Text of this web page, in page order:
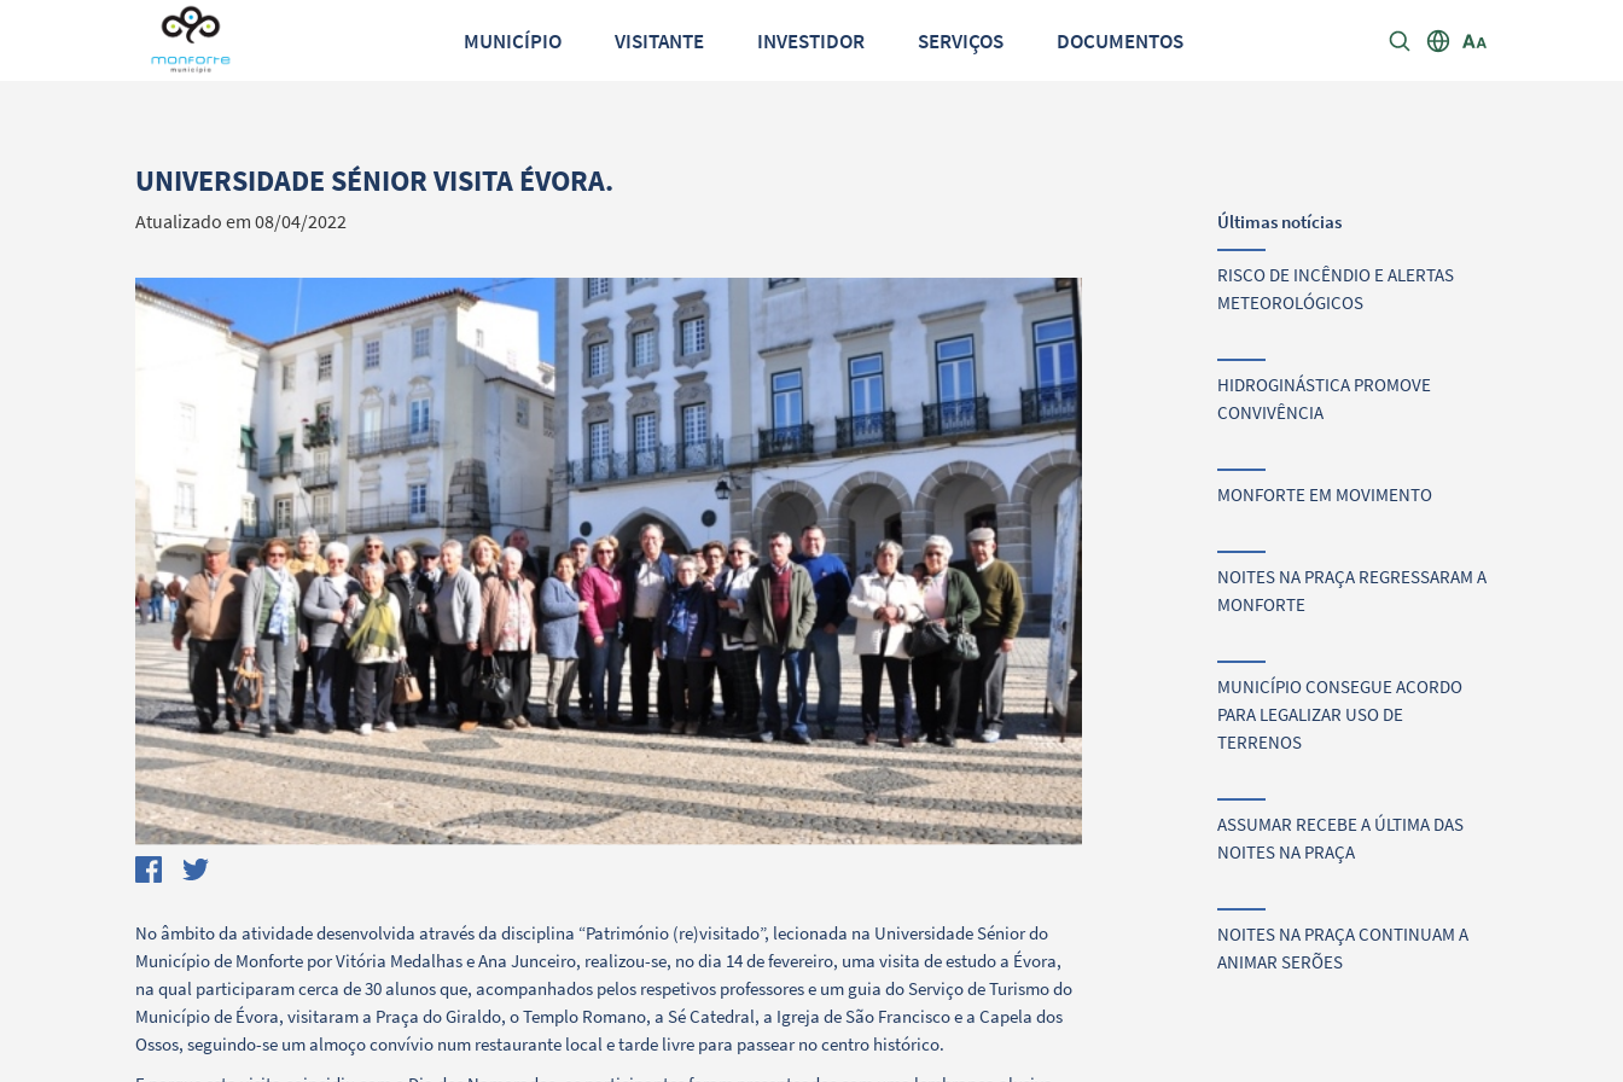
MUNICÍPIO VISITANTE INVESTIDOR SERVIÇOS DOCUMENTOS
Termo de Pesquisa
UNIVERSIDADE SÉNIOR VISITA ÉVORA.
Atualizado em 08/04/2022
No âmbito da atividade desenvolvida através da disciplina “Património (re)visitado”, lecionada na Universidade Sénior do
Município de Monforte por Vitória Medalhas e Ana Junceiro, realizou-se, no dia 14 de fevereiro, uma visita de estudo a Évora,
na qual participaram cerca de 30 alunos que, acompanhados pelos respetivos professores e um guia do Serviço de Turismo do
Município de Évora, visitaram a Praça do Giraldo, o Templo Romano, a Sé Catedral, a Igreja de São Francisco e a Capela dos
Ossos, seguindo-se um almoço convívio num restaurante local e tarde livre para passear no centro histórico.
Últimas notícias
RISCO DE INCÊNDIO E ALERTAS
METEOROLÓGICOS
HIDROGINÁSTICA PROMOVE
CONVIVÊNCIA
MONFORTE EM MOVIMENTO
NOITES NA PRAÇA REGRESSARAM A
MONFORTE
MUNICÍPIO CONSEGUE ACORDO
PARA LEGALIZAR USO DE
TERRENOS
ASSUMAR RECEBE A ÚLTIMA DAS
NOITES NA PRAÇA
NOITES NA PRAÇA CONTINUAM A
ANIMAR SERÕES